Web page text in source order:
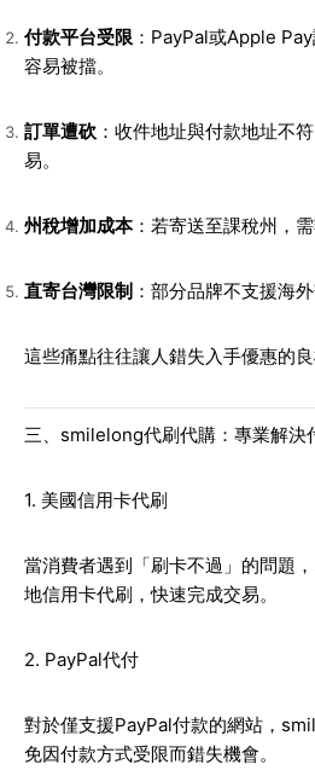
付款平台受限 ：PayPal或Apple
容易被擋。
訂單遭砍 ：收件地址與付款地址不
易。
州稅增加成本：若寄送至課稅州，
直寄台灣限制 ：部分品牌不支援海
這些痛點往往讓人錯失入手優惠的良
三、smilelong代刷代購：專業解決
1. 美國信用卡代刷
當消費者遇到「刷卡不過」的問題
地信用卡代刷，快速完成交易。
2. PayPal代付
對於僅支援PayPal付款的網站，
免因付款方式受限而錯失機會。